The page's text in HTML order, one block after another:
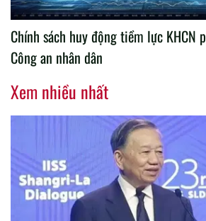
Chính sách huy động tiềm lực KHCN
Công an nhân dân
Xem nhiều nhất